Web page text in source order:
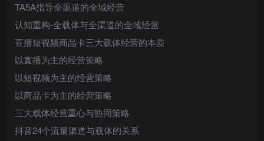
TA5A指导全渠道的全域经营
认知重构-全载体与全渠道的全域经营
直播短视频商品卡三大载体经营的本质
以直播为主的经营策略
以短视频为主的经营策略
以商品卡为主的经营策略
三大载体经营重心与协同策略
抖音24个流量渠道与载体的关系